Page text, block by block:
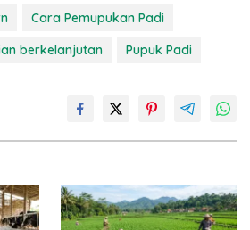
Cara Pemupukan Padi
berkelanjutan Pupuk Padi